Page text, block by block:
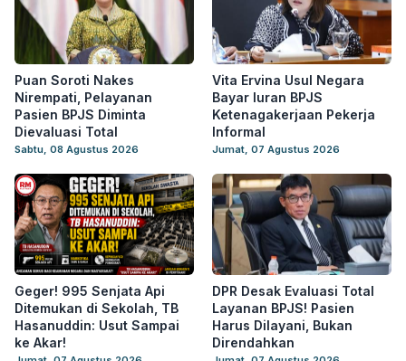
Puan Soroti Nakes
Nirempati, Pelayanan
Pasien BPJS Diminta
Dievaluasi Total
Sabtu, 08 Agustus 2026
Vita Ervina Usul Negara
Bayar Iuran BPJS
Ketenagakerjaan Pekerja
Informal
Jumat, 07 Agustus 2026
Geger! 995 Senjata Api
Ditemukan di Sekolah, TB
Hasanuddin: Usut Sampai
ke Akar!
DPR Desak Evaluasi Total
Layanan BPJS! Pasien
Harus Dilayani, Bukan
Direndahkan